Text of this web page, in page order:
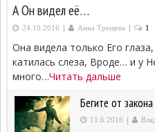
А Он видел её…
24.10.2016 | Анна Трещева | 1
Она видела только Его
катилась слеза, Вроде… и у
много…Читать дальше
Бегите от закона
11.6.2016 |